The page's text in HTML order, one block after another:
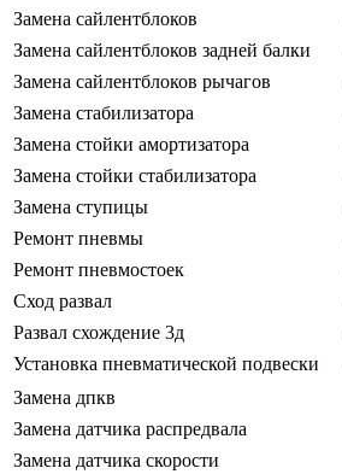
Замена сайлентблоков
Замена сайлентблоков задней балки
Замена сайлентблоков рычагов
Замена стабилизатора
Замена стойки амортизатора
Замена стойки стабилизатора
Замена ступицы
Ремонт пневмы
Ремонт пневмостоек
Сход развал
Развал схождение 3д
Установка пневматической подвески
Замена дпкв
Замена датчика распредвала
Замена датчика скорости